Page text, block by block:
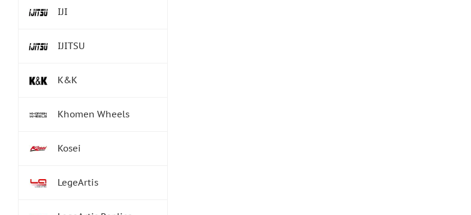
IJI
IJITSU
K&K
Khomen Wheels
Kosei
LegeArtis